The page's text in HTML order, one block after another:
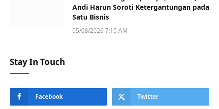
Andi Harun Soroti Ketergantungan pada
Satu Bisnis
05/08/2026 7:15 AM
Stay In Touch
Facebook Twitter